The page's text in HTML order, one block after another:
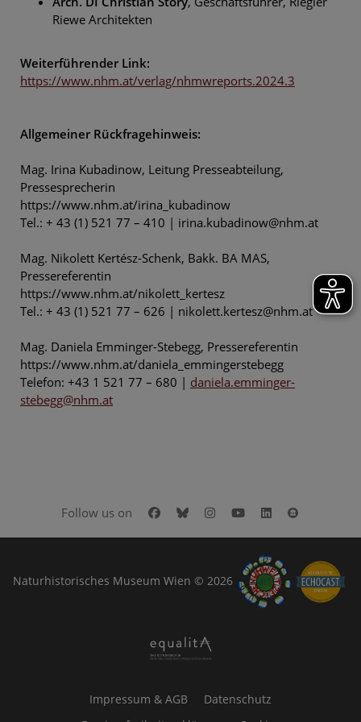
Riewe Architekten
Weiterführender Link:
https://www.nhm.at/verlag/nhmwreports.2024.3
Allgemeiner Rückfragehinweis:
Mag. Irina Kubadinow, Leitung Presseabteilung,
Pressesprecherin
https://www.nhm.at/irina_kubadinow
Tel.: + 43 (1) 521 77 – 410 | irina.kubadinow@nhm.at
Mag. Nikolett Kertész-Schenk, Bakk. BA MAS,
Pressereferentin
https://www.nhm.at/nikolett_kertesz
Tel.: + 43 (1) 521 77 – 626 | nikolett.kertesz@nhm.at
Mag. Daniela Emminger-Stebegg, Pressereferentin
https://www.nhm.at/daniela_emmingerstebegg
Telefon: +43 1 521 77 – 680 | daniela.emminger-
stebegg@nhm.at
Follow us on Facebook
BlueskyInstagram
YoutubeLinkedIn
Naturhistorisches Museum Wien © 2026
Impressum & AGB
Datenschutz